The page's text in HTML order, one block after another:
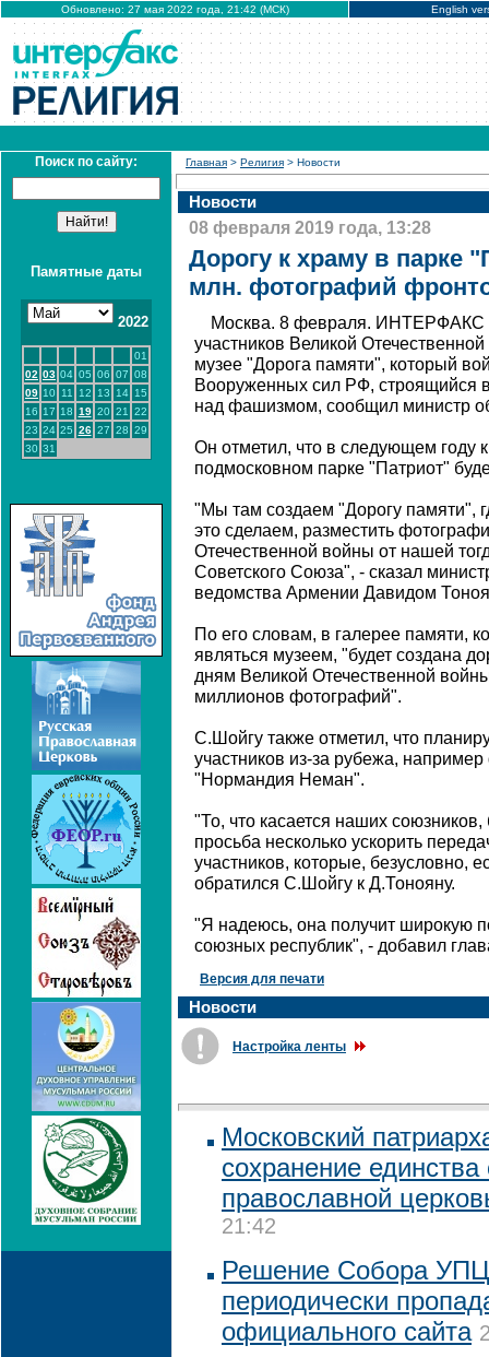
Обновлено: 27 мая 2022 года, 21:42 (МСК) English
Поиск по сайту:
Памятные даты
2022
01
02 03 04 05 06 07 08
09 10 11 12 13 14 15
16 17 18 19 20 21
22
23 24 25 26 27 28 29
30 31
Главная > Религия > Новости
Новости
08 февраля 2019 года, 13:28
Дорогу к храму в парке
млн. фотографий
Москва. 8 февраля. ИНТЕРФАКС
участников Великой
музее "Дорога памяти", который
Вооруженных сил РФ, строящийся
над фашизмом, сообщил министр
Он отметил, что в следующем году
подмосковном парке "Патриот"
"Мы там создаем "Дорогу памяти",
это сделаем, разместить
Отечественной войны от нашей
Советского Союза", - сказал
ведомства Армении Давидом
По его словам, в галерее памяти,
являться музеем, "будет создана
дням Великой Отечественной
миллионов фотографий".
С.Шойгу также отметил, что
участников из-за рубежа,
"Нормандия Неман".
"То, что касается наших
просьба несколько ускорить
участников, которые, безусловно,
обратился С.Шойгу к Д.Тонояну.
"Я надеюсь, она получит широкую
союзных республик", - добавил
Версия для печати
Новости
Настройка ленты
Московский
сохранение единства
православной
21:42
Решение Собора УПЦ
периодически
официального сайта